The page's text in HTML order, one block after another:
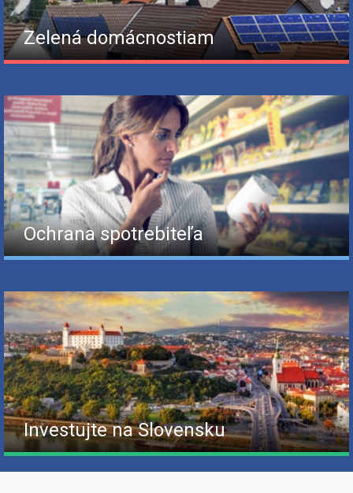
Zelená domácnostiam
Ochrana spotrebiteľa
Investujte na Slovensku